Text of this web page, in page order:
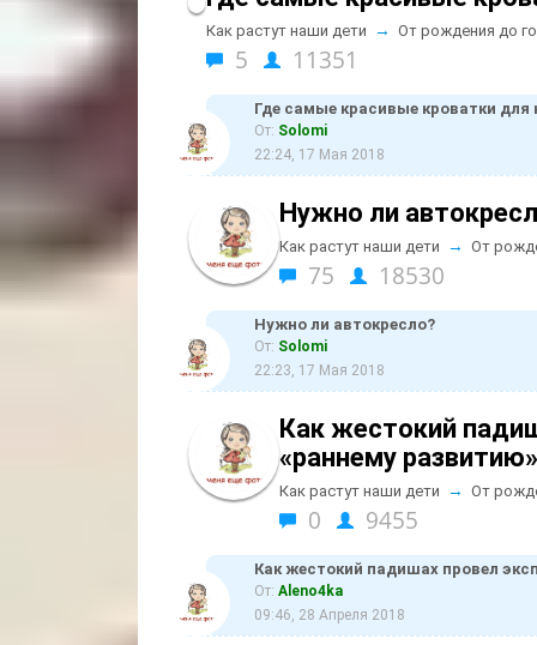
Как растут наши дети → От рождения до
5 11351
Где самые красивые кроватки
От: Solomi
22:24, 17 Мая 2018
Нужно ли
Как растут наши дети → От
75 18530
Нужно ли автокресло?
От: Solomi
22:23, 17 Мая 2018
Как жестокий
«раннему развитию»
Как растут наши дети → От
0 9455
Как жестокий падишах провел
От: Aleno4ka
09:46, 28 Апреля 2018